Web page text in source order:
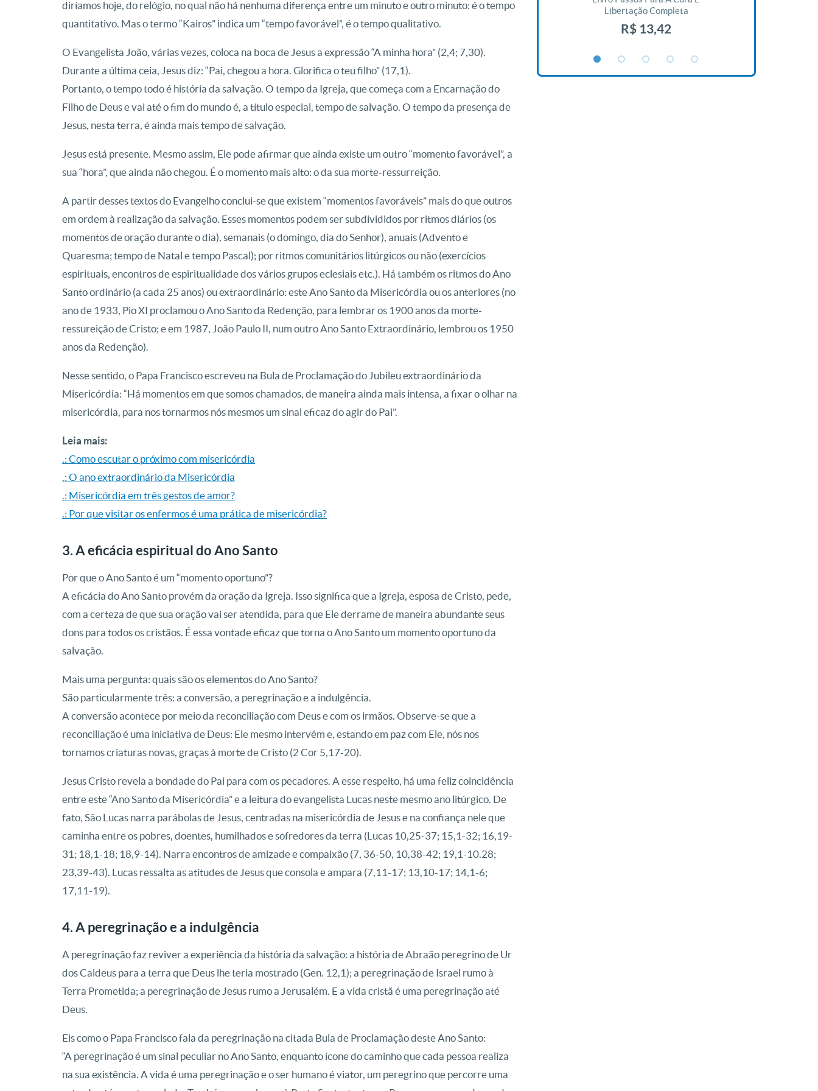
diríamos hoje, do relógio, no qual não há nenhuma diferença entre um minuto e outro minuto: é o tempo
quantitativo. Mas o termo “Kairos” indica um “tempo favorável”, é o tempo qualitativo.
O Evangelista João, várias vezes, coloca na boca de Jesus a expressão “A minha hora” (2,4; 7,30).
Durante a última ceia, Jesus diz: “Pai, chegou a hora. Glorifica o teu filho” (17,1).
Portanto, o tempo todo é história da salvação. O tempo da Igreja, que começa com a Encarnação do
Filho de Deus e vai até o fim do mundo é, a título especial, tempo de salvação. O tempo da presença de
Jesus, nesta terra, é ainda mais tempo de salvação.
Jesus está presente. Mesmo assim, Ele pode afirmar que ainda existe um outro “momento favorável”, a
sua “hora”, que ainda não chegou. É o momento mais alto: o da sua morte-ressurreição.
A partir desses textos do Evangelho conclui-se que existem “momentos favoráveis” mais do que outros
em ordem à realização da salvação. Esses momentos podem ser subdivididos por ritmos diários (os
momentos de oração durante o dia), semanais (o domingo, dia do Senhor), anuais (Advento e
Quaresma; tempo de Natal e tempo Pascal); por ritmos comunitários litúrgicos ou não (exercícios
espirituais, encontros de espiritualidade dos vários grupos eclesiais etc.). Há também os ritmos do Ano
Santo ordinário (a cada 25 anos) ou extraordinário: este Ano Santo da Misericórdia ou os anteriores (no
ano de 1933, Pio XI proclamou o Ano Santo da Redenção, para lembrar os 1900 anos da morte-
ressureição de Cristo; e em 1987, João Paulo II, num outro Ano Santo Extraordinário, lembrou os 1950
anos da Redenção).
Nesse sentido, o Papa Francisco escreveu na Bula de Proclamação do Jubileu extraordinário da
Misericórdia: “Há momentos em que somos chamados, de maneira ainda mais intensa, a fixar o olhar na
misericórdia, para nos tornarmos nós mesmos um sinal eficaz do agir do Pai”.
Leia mais:
.: Como escutar o próximo com misericórdia
.: O ano extraordinário da Misericórdia
.: Misericórdia em três gestos de amor?
.: Por que visitar os enfermos é uma prática de misericórdia?
3. A eficácia espiritual do Ano Santo
Por que o Ano Santo é um “momento oportuno”?
A eficácia do Ano Santo provém da oração da Igreja. Isso significa que a Igreja, esposa de Cristo, pede,
com a certeza de que sua oração vai ser atendida, para que Ele derrame de maneira abundante seus
dons para todos os cristãos. É essa vontade eficaz que torna o Ano Santo um momento oportuno da
salvação.
Mais uma pergunta: quais são os elementos do Ano Santo?
São particularmente três: a conversão, a peregrinação e a indulgência.
A conversão acontece por meio da reconciliação com Deus e com os irmãos. Observe-se que a
reconciliação é uma iniciativa de Deus: Ele mesmo intervém e, estando em paz com Ele, nós nos
tornamos criaturas novas, graças à morte de Cristo (2 Cor 5,17-20).
Jesus Cristo revela a bondade do Pai para com os pecadores. A esse respeito, há uma feliz coincidência
entre este “Ano Santo da Misericórdia” e a leitura do evangelista Lucas neste mesmo ano litúrgico. De
fato, São Lucas narra parábolas de Jesus, centradas na misericórdia de Jesus e na confiança nele que
caminha entre os pobres, doentes, humilhados e sofredores da terra (Lucas 10,25-37; 15,1-32; 16,19-
31; 18,1-18; 18,9-14). Narra encontros de amizade e compaixão (7, 36-50, 10,38-42; 19,1-10.28;
23,39-43). Lucas ressalta as atitudes de Jesus que consola e ampara (7,11-17; 13,10-17; 14,1-6;
17,11-19).
4. A peregrinação e a indulgência
A peregrinação faz reviver a experiência da história da salvação: a história de Abraão peregrino de Ur
dos Caldeus para a terra que Deus lhe teria mostrado (Gen. 12,1); a peregrinação de Israel rumo à
Terra Prometida; a peregrinação de Jesus rumo a Jerusalém. E a vida cristã é uma peregrinação até
Deus.
Eis como o Papa Francisco fala da peregrinação na citada Bula de Proclamação deste Ano Santo:
“A peregrinação é um sinal peculiar no Ano Santo, enquanto ícone do caminho que cada pessoa realiza
na sua existência. A vida é uma peregrinação e o ser humano é viator, um peregrino que percorre uma
Vida De Jonas Abib
Libertação Completa
R$ 13,42